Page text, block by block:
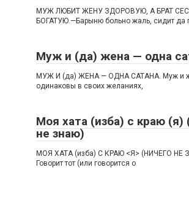
МУЖ ЛЮБИТ ЖЕНУ ЗДОРОВУЮ, А БРАТ
БОГАТУЮ.—Барыню больно жаль, сидит да
Муж и (да) жена — одна
МУЖ И (да) ЖЕНА — ОДНА САТАНА. Муж и
одинаковы в своих желаниях,
Моя хата (изба) с краю (я)
не знаю)
МОЯ ХАТА (изба) С КРАЮ <Я> (НИЧЕГО НЕ
Говорит тот (или говорится о